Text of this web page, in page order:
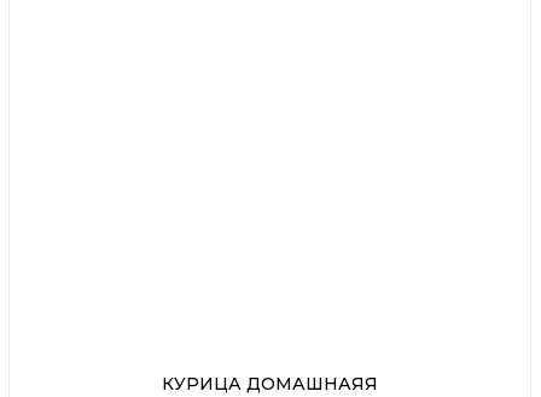
КУРИЦА ДОМАШНАЯЯ